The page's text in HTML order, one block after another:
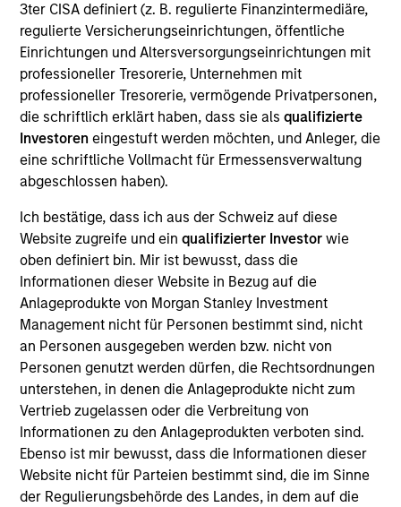
3ter CISA definiert (z. B. regulierte Finanzintermediäre,
regulierte Versicherungseinrichtungen, öffentliche
Einrichtungen und Altersversorgungseinrichtungen mit
professioneller Tresorerie, Unternehmen mit
professioneller Tresorerie, vermögende Privatpersonen,
die schriftlich erklärt haben, dass sie alsqualifizierte
Investoren eingestuft werden möchten, und Anleger, die
eine schriftliche Vollmacht für Ermessensverwaltung
abgeschlossen haben).
Ich bestätige, dass ich aus der Schweiz auf diese
Website zugreife und ein qualifizierter Investor wie
oben definiert bin. Mir ist bewusst, dass die
Informationen dieser Website in Bezug auf die
Anlageprodukte von Morgan Stanley Investment
Management nicht für Personen bestimmt sind, nicht
an Personen ausgegeben werden bzw. nicht von
Personen genutzt werden dürfen, die Rechtsordnungen
unterstehen, in denen die Anlageprodukte nicht zum
Vertrieb zugelassen oder die Verbreitung von
Informationen zu den Anlageprodukten verboten sind.
Ebenso ist mir bewusst, dass die Informationen dieser
Website nicht für Parteien bestimmt sind, die im Sinne
der Regulierungsbehörde des Landes, in dem auf die
CashInvest by Morgan Stanley
Explore More
Kontakt
Overview
Expertise
We help treasury professionals and other
clients navigate the ever-evolving cash
management landscape through a
combination of expertise, resources and
strategies.